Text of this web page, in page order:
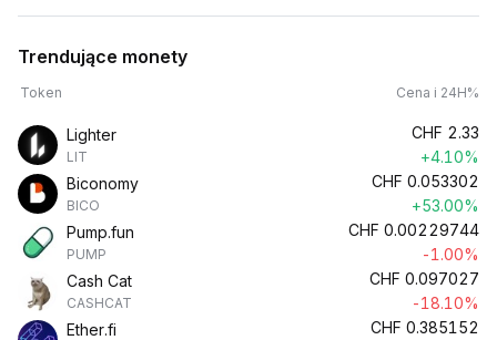
Trendujące monety
Token Cena i 24H%
Lighter
LIT
CHF 2.33
+4.10%
Biconomy
BICO
CHF 0.053302
+53.00%
Pump.fun
PUMP
CHF 0.00229744
-1.00%
Cash Cat
CASHCAT
CHF 0.097027
-18.10%
Ether.fi
CHF 0.385152